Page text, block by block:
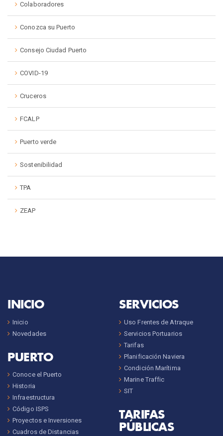
Colaboradores
Conozca su Puerto
Consejo Ciudad Puerto
COVID-19
Cruceros
FCALP
Puerto verde
Sostenibilidad
TPA
ZEAP
INICIO
Inicio
Novedades
PUERTO
Conoce el Puerto
Historia
Infraestructura
Código ISPS
Proyectos e Inversiones
Cuadros de Distancias
SERVICIOS
Uso Frentes de Atraque
Servicios Portuarios
Tarifas
Planificación Naviera
Condición Marítima
Marine Traffic
SIT
TARIFAS
PÚBLICAS